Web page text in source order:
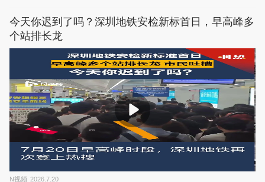
今天你迟到了吗？深圳地铁安检新标首日，早高峰多
个站排长龙
N视频 2026.7.20